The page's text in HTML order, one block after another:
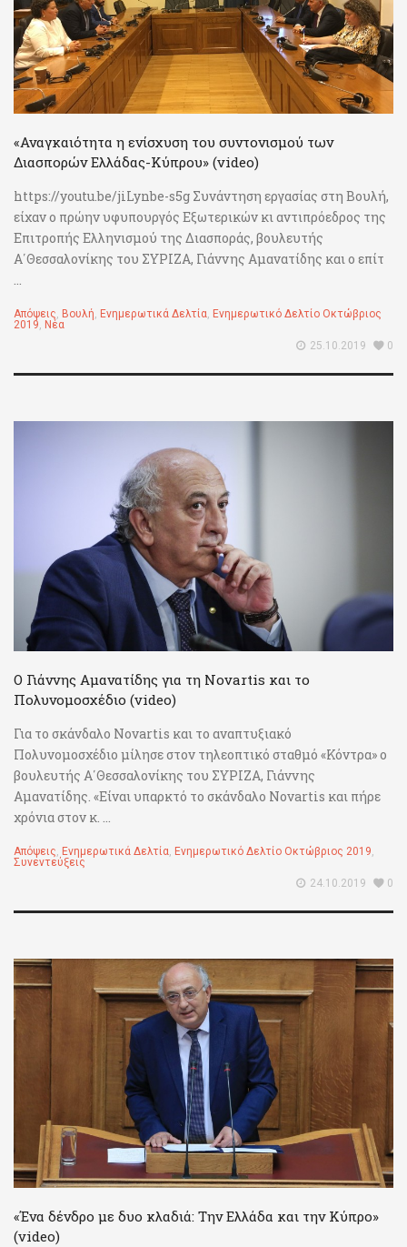
«Αναγκαιότητα η ενίσχυση του συντονισμού των
Διασπορών Ελλάδας-Κύπρου» (video)
https://youtu.be/jiLynbe-s5g Συνάντηση εργασίας στη Βουλή,
είχαν ο πρώην υφυπουργός Εξωτερικών κι αντιπρόεδρος της
Επιτροπής Ελληνισμού της Διασποράς, βουλευτής
Α΄Θεσσαλονίκης του ΣΥΡΙΖΑ, Γιάννης Αμανατίδης και ο επίτ
...
Απόψεις, Βουλή, Ενημερωτικά Δελτία, Ενημερωτικό Δελτίο Οκτώβριος
2019, Νέα
25.10.2019
0
Ο Γιάννης Αμανατίδης για τη Novartis και το
Πολυνομοσχέδιο (video)
Για το σκάνδαλο Novartis και το αναπτυξιακό
Πολυνομοσχέδιο μίλησε στον τηλεοπτικό σταθμό «Κόντρα» ο
βουλευτής Α΄Θεσσαλονίκης του ΣΥΡΙΖΑ, Γιάννης
Αμανατίδης. «Είναι υπαρκτό το σκάνδαλο Novartis και πήρε
χρόνια στον κ. ...
Απόψεις Ενημερωτικά Δελτία Ενημερωτικό Δελτίο Οκτώβριος 2019
Συνεντεύξεις
24.10.2019
0
«Ένα δένδρο με δυο κλαδιά: Την Ελλάδα και την Κύπρο»
(video)